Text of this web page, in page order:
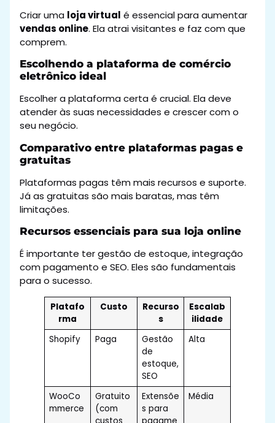
Criar uma loja virtual é essencial para aumentar
vendas online. Ela atrai visitantes e faz com que
comprem.
Escolhendo a plataforma de comércio
eletrônico ideal
Escolher a plataforma certa é crucial. Ela deve
atender às suas necessidades e crescer com o
seu negócio.
Comparativo entre plataformas pagas e
gratuitas
Plataformas pagas têm mais recursos e suporte.
Já as gratuitas são mais baratas, mas têm
limitações.
Recursos essenciais para sua loja online
É importante ter gestão de estoque, integração
com pagamento e SEO. Eles são fundamentais
para o sucesso.
Platafo
rma
Custo
Recurso
s
Escalab
ilidade
Shopify
Paga
Gestão
de
estoque,
SEO
Alta
WooCo
mmerce
Gratuito
(com
Extensõe
s para
Média